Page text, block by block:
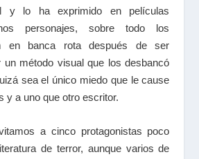
y lo ha exprimido en películas
personajes, sobre todo los
en banca rota después de ser
un método visual que los desbancó
sea el único miedo que le cause
y a uno que otro escritor.
a cinco protagonistas poco
de terror, aunque varios de